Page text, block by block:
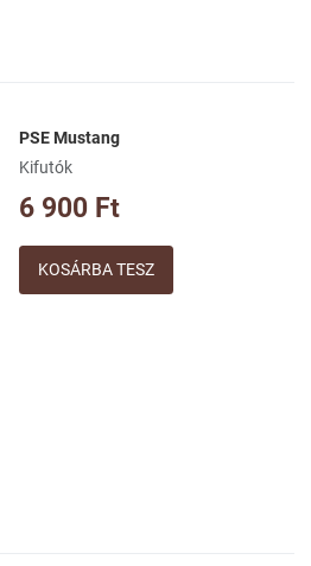
Kívánságlistához adom
Összehasonlításhoz adom
Gyorsnézet
PSE Mustang
Kifutók
6 900 Ft
Mennyiség